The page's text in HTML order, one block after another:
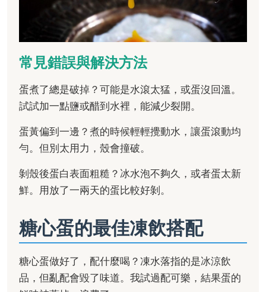
常見錯誤與解決方法
蛋煮了總是破掉？可能是水滾太猛，或蛋沒回溫。
試試加一點鹽或醋到水裡，能減少裂開。
蛋黃偏到一邊？煮的時候輕輕攪動水，讓蛋滾動均
勻。但別太用力，殼會撞破。
剝殼後蛋白表面粗糙？冰水泡不夠久，或者蛋太新
鮮。用放了一兩天的蛋比較好剝。
糖心蛋的最佳凍飲搭配
糖心蛋做好了，配什麼喝？凍水落指的是冰涼飲
品，但亂配會毀了味道。我試過配可樂，結果蛋的